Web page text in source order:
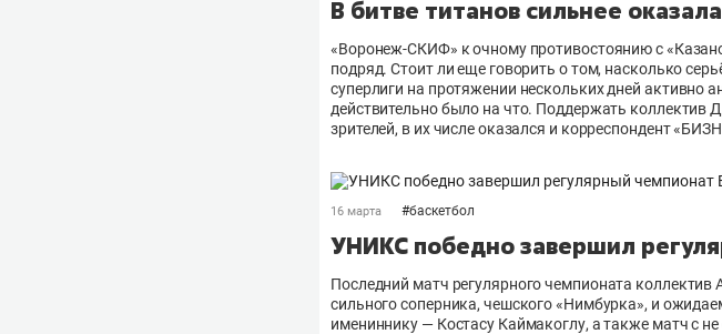
В битве титанов сильнее
«Воронеж-СКИФ» к очному противостоянию с
подряд. Стоит ли еще говорить о том, насколько
суперлиги на протяжении нескольких дней активно
действительно было на что. Поддержать
зрителей, в их числе оказался и корреспондент
16 марта #баскетбол
УНИКС победно завершил
Последний матч регулярного чемпионата
сильного соперника, чешского «Нимбурка», и
имениннику — Костасу Каймакоглу, а также матч с